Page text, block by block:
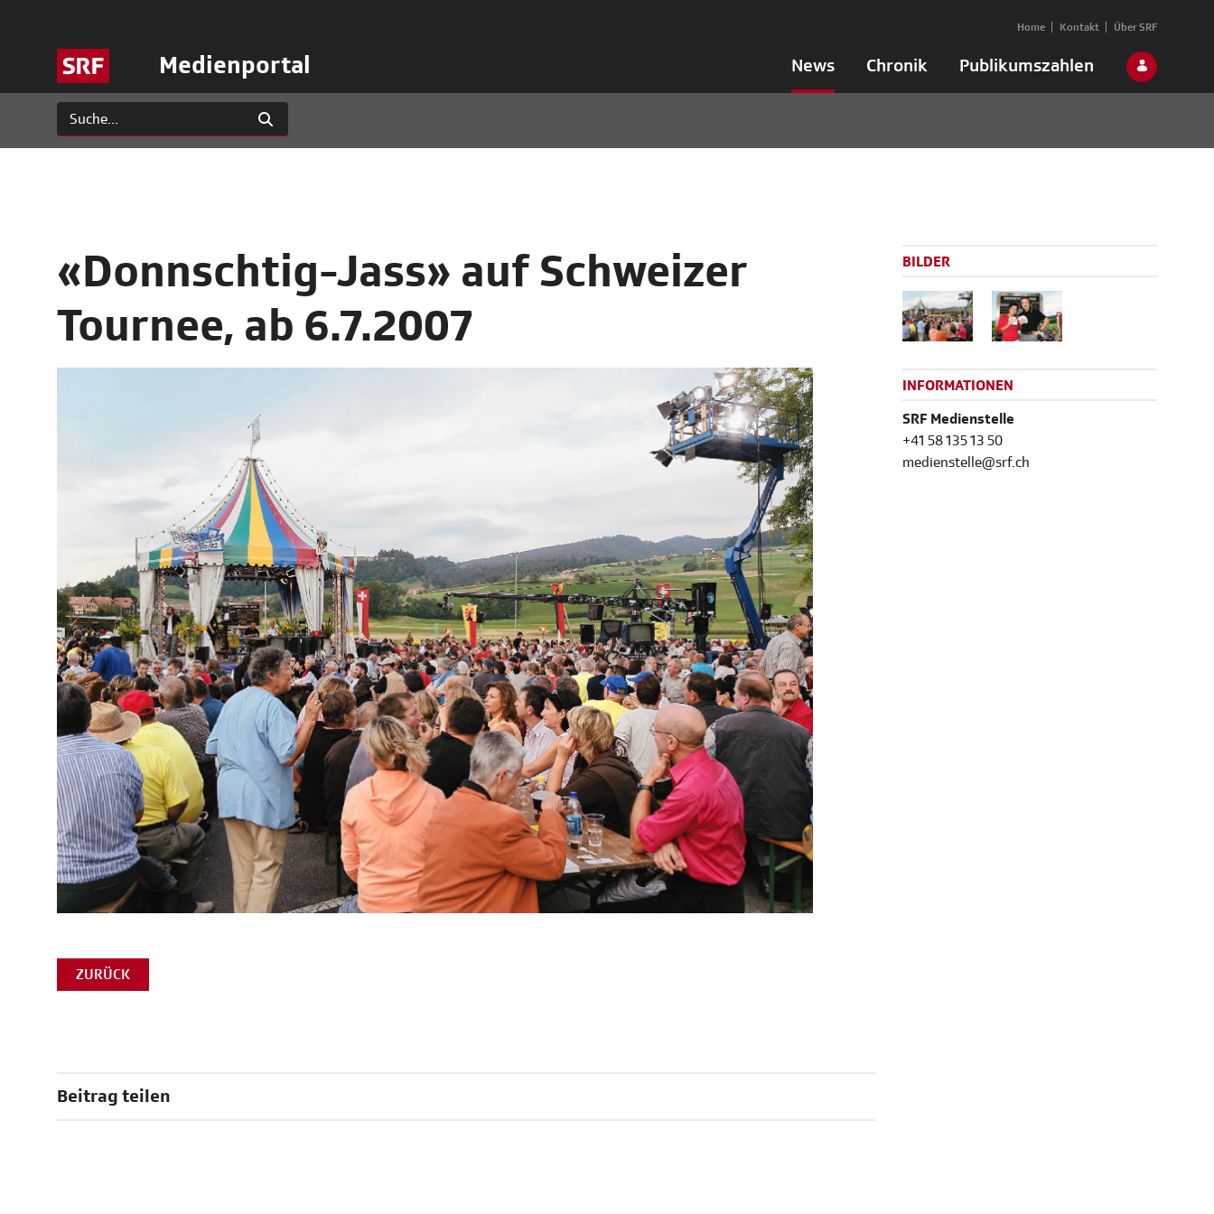
Medienportal News Chronik Publikumszahlen
Home Kontakt Über SRF
«Donnschtig-Jass» auf Schweizer
Tournee, ab 6.7.2007
ZURÜCK
Beitrag teilen
BILDER
INFORMATIONEN
SRF Medienstelle
+41 58 135 13 50
medienstelle@srf.ch